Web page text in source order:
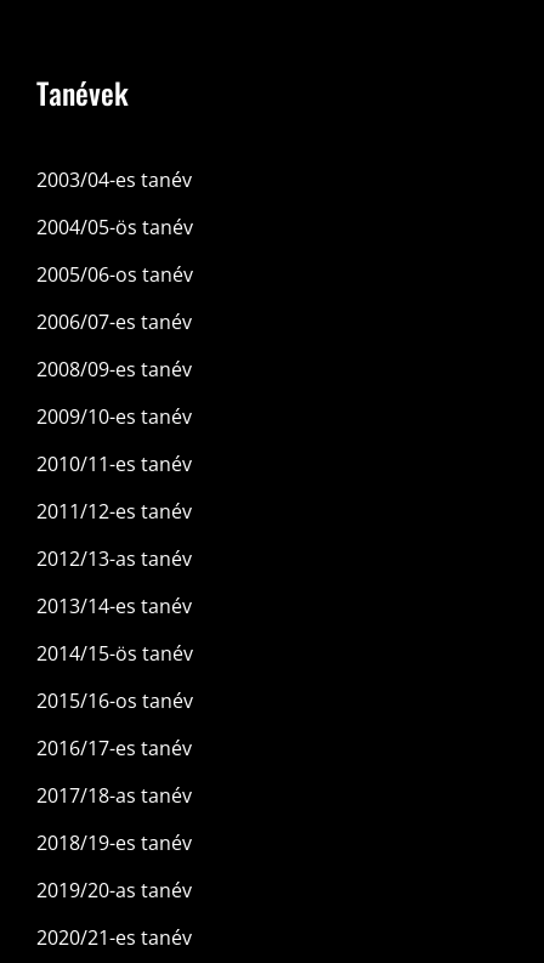
Tanévek
2003/04-es tanév
2004/05-ös tanév
2005/06-os tanév
2006/07-es tanév
2008/09-es tanév
2009/10-es tanév
2010/11-es tanév
2011/12-es tanév
2012/13-as tanév
2013/14-es tanév
2014/15-ös tanév
2015/16-os tanév
2016/17-es tanév
2017/18-as tanév
2018/19-es tanév
2019/20-as tanév
2020/21-es tanév